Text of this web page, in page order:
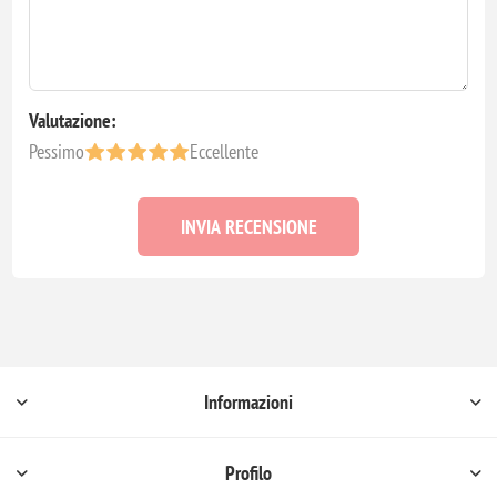
Valutazione:
Pessimo
Eccellente
INVIA RECENSIONE
Informazioni
Profilo